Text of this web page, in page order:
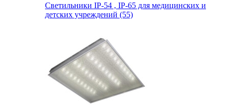
Светильники IP-54 , IP-65 для медицинских и
детских учреждений (55)